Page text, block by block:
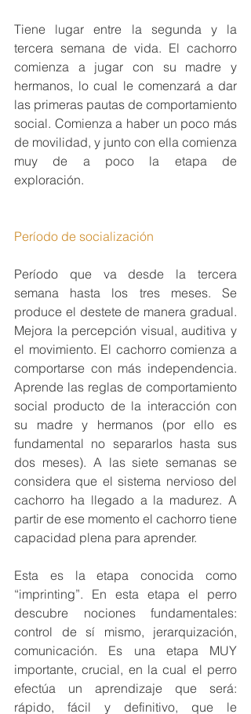
Tiene lugar entre la segunda y la
tercera semana de vida. El cachorro
comienza a jugar con su madre y
hermanos, lo cual le comenzará a dar
las primeras pautas de comportamiento
social. Comienza a haber un poco más
de movilidad, y junto con ella comienza
muy de a poco la etapa de
exploración.
Período de socialización
Período que va desde la tercera
semana hasta los tres meses. Se
produce el destete de manera gradual.
Mejora la percepción visual, auditiva y
el movimiento. El cachorro comienza a
comportarse con más independencia.
Aprende las reglas de comportamiento
social producto de la interacción con
su madre y hermanos (por ello es
fundamental no separarlos hasta sus
dos meses). A las siete semanas se
considera que el sistema nervioso del
cachorro ha llegado a la madurez. A
partir de ese momento el cachorro tiene
capacidad plena para aprender.
Esta es la etapa conocida como
“imprinting”. En esta etapa el perro
descubre nociones fundamentales:
control de sí mismo, jerarquización,
comunicación. Es una etapa MUY
importante, crucial, en la cual el perro
efectúa un aprendizaje que será:
rápido, fácil y definitivo, que le